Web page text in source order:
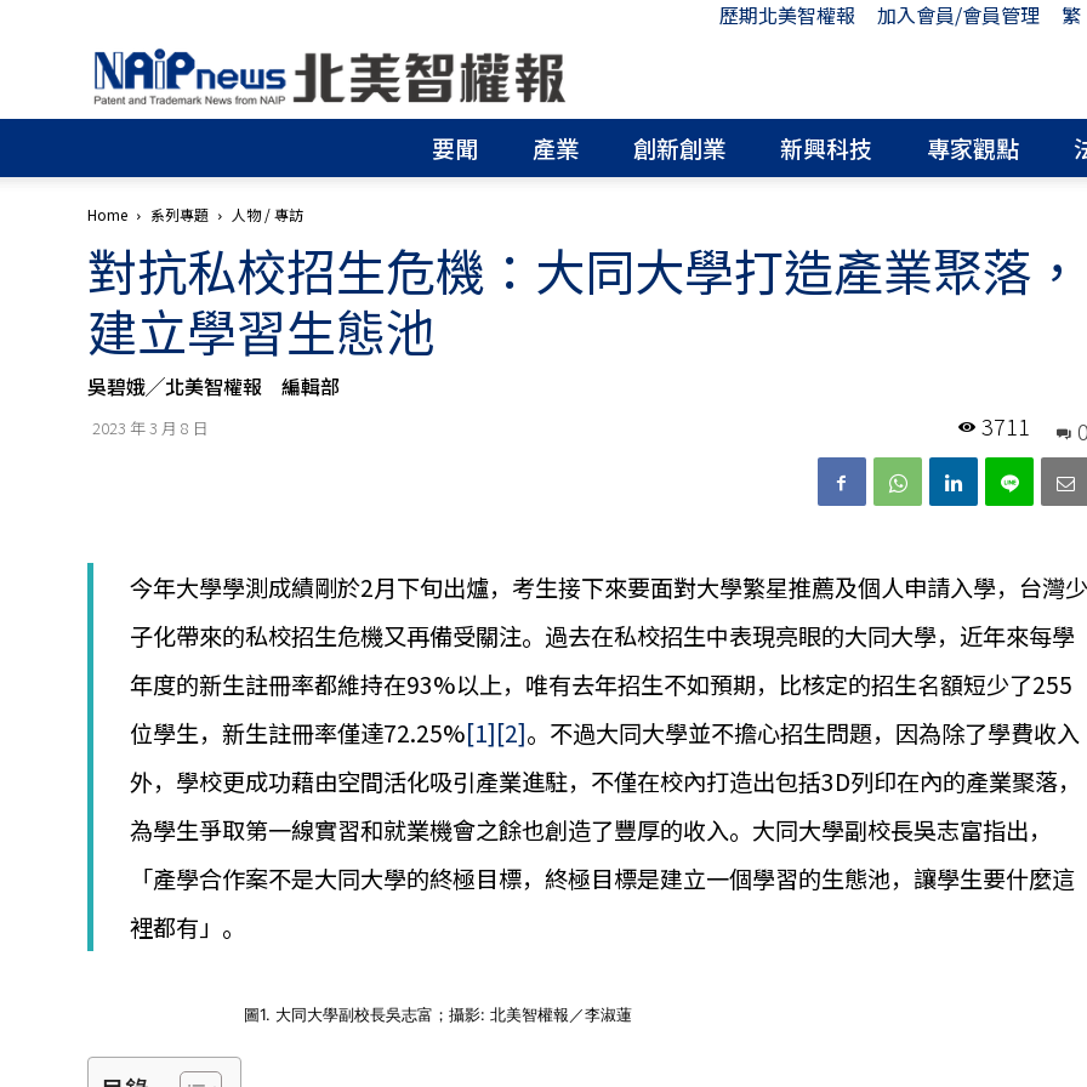
歷期北美智權報 加入會員/會員管理
繁
北
美
智
權
│
申
請
│
商
標
申
請
智
財
權
顧
問
專
佈
│
國
要聞 產業 創新創業 新興科技 專家觀點
Home 系列專題 人物 / 專訪
對抗私校招生危機：大同大學打造產業聚落，
建立學習生態池
吳碧娥╱北美智權報 編輯部
2023 年 3 月 8 日 3711
今年大學學測成績剛於2月下旬出爐，考生接下來要面對大學繁星推薦及個人申請入學，台灣少
子化帶來的私校招生危機又再備受關注。過去在私校招生中表現亮眼的大同大學，近年來每學
年度的新生註冊率都維持在93%以上，唯有去年招生不如預期，比核定的招生名額短少了255
位學生，新生註冊率僅達72.25%[1][2]。不過大同大學並不擔心招生問題，因為除了學費收入
外，學校更成功藉由空間活化吸引產業進駐，不僅在校內打造出包括3D列印在內的產業聚落，
為學生爭取第一線實習和就業機會之餘也創造了豐厚的收入。大同大學副校長吳志富指出，
「產學合作案不是大同大學的終極目標，終極目標是建立一個學習的生態池，讓學生要什麼這
裡都有」。
圖1. 大同大學副校長吳志富；攝影: 北美智權報／李淑蓮